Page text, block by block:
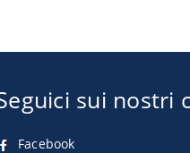
sui nostri
Facebook